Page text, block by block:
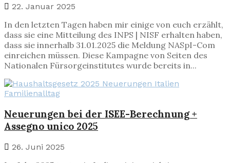
22. Januar 2025
In den letzten Tagen haben mir einige von euch erzählt,
dass sie eine Mitteilung des INPS | NISF erhalten haben,
dass sie innerhalb 31.01.2025 die Meldung NASpI-Com
einreichen müssen. Diese Kampagne von Seiten des
Nationalen Fürsorgeinstitutes wurde bereits in...
Familienalltag
Neuerungen bei der ISEE-Berechnung +
Assegno unico 2025
26. Juni 2025